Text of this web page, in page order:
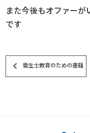
また今後もオファー
です
keyboard_arrow_left 衛生士教育のための書籍